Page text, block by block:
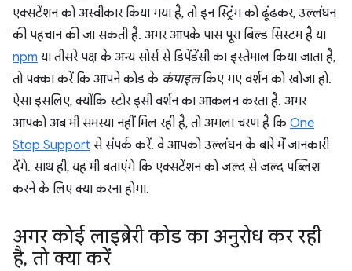
एक्सटेंशन को अस्वीकार किया गया है, तो इन स्ट्रिंग को ढूंढकर, उल्लंघन
की पहचान की जा सकती है. अगर आपके पास पूरा बिल्ड सिस्टम है या
npm या तीसरे पक्ष के अन्य सोर्स से डिपेंडेंसी का इस्तेमाल किया जाता है,
तो पक्का करें कि आपने कोड के कंपाइलकिए गए वर्शन को खोजा हो.
ऐसा इसलिए, क्योंकि स्टोर इसी वर्शन का आकलन करता है. अगर
आपको अब भी समस्या नहीं मिल रही है, तो अगला चरण है किOne
Stop Supportसे संपर्क करें. वे आपको उल्लंघन के बारे में जानकारी
देंगे. साथ ही, यह भी बताएंगे कि एक्सटेंशन को जल्द से जल्द पब्लिश
करने के लिए क्या करना होगा.
अगर कोई लाइब्रेरी कोड का अनुरोध कर रही
है, तो क्या करें